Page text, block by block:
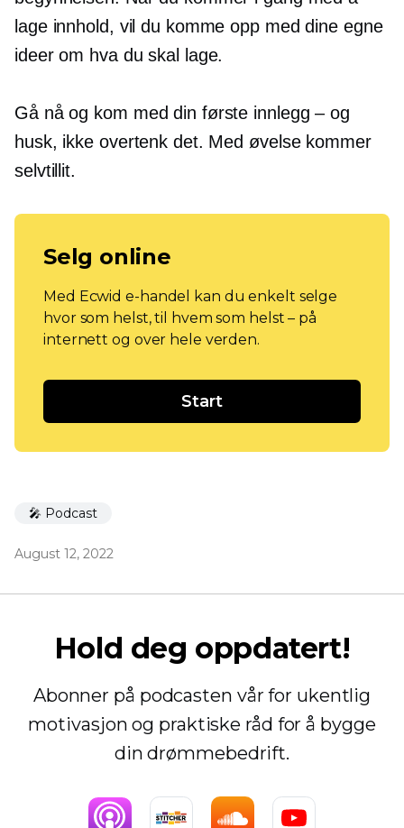
lage innhold, vil du komme opp med dine egne
ideer om hva du skal lage.
Gå nå og kom med din første innlegg – og
husk, ikke overtenk det. Med øvelse kommer
selvtillit.
Selg online
Med Ecwid e-handel kan du enkelt selge
hvor som helst, til hvem som helst – på
internett og over hele verden.
Start
🎤 Podcast
August 12, 2022
Hold deg oppdatert!
Abonner på podcasten vår for ukentlig
motivasjon og praktiske råd for å bygge
din drømmebedrift.